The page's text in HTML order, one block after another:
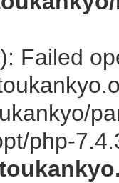
Failed
php-